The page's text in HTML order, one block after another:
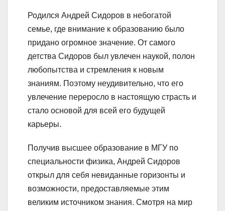
Родился Андрей Сидоров в небогатой
семье, где внимание к образованию было
придано огромное значение. От самого
детства Сидоров был увлечен наукой, полон
любопытства и стремления к новым
знаниям. Поэтому неудивительно, что его
увлечение переросло в настоящую страсть и
стало основой для всей его будущей
карьеры.
Получив высшее образование в МГУ по
специальности физика, Андрей Сидоров
открыл для себя невиданные горизонты и
возможности, предоставляемые этим
великим источником знания. Смотря на мир